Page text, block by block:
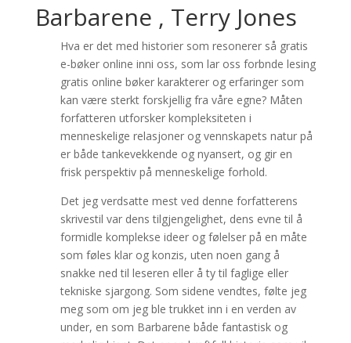
Barbarene , Terry Jones
Hva er det med historier som resonerer så gratis
e-bøker online inni oss, som lar oss forbnde lesing
gratis online bøker karakterer og erfaringer som
kan være sterkt forskjellig fra våre egne? Måten
forfatteren utforsker kompleksiteten i
menneskelige relasjoner og vennskapets natur på
er både tankevekkende og nyansert, og gir en
frisk perspektiv på menneskelige forhold.
Det jeg verdsatte mest ved denne forfatterens
skrivestil var dens tilgjengelighet, dens evne til å
formidle komplekse ideer og følelser på en måte
som føles klar og konzis, uten noen gang å
snakke ned til leseren eller å ty til faglige eller
tekniske sjargong. Som sidene vendtes, følte jeg
meg som om jeg ble trukket inn i en verden av
under, en som Barbarene både fantastisk og